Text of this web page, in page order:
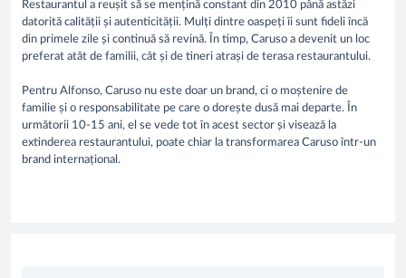
Restaurantul a reușit să se mențină constant din 2010 până astăzi
datorită calității și autenticității. Mulți dintre oaspeți îi sunt fideli încă
din primele zile și continuă să revină. În timp, Caruso a devenit un loc
preferat atât de familii, cât și de tineri atrași de terasa restaurantului.
Pentru Alfonso, Caruso nu este doar un brand, ci o moștenire de
familie și o responsabilitate pe care o dorește dusă mai departe. În
următorii 10-15 ani, el se vede tot în acest sector și visează la
extinderea restaurantului, poate chiar la transformarea Caruso într-un
brand internațional.